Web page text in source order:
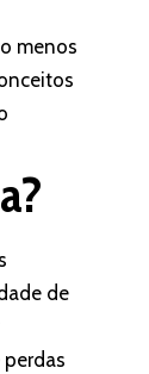
menos
de